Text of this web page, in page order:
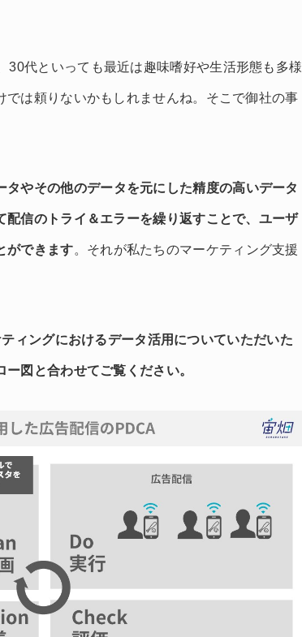
30代といっても最近は趣味嗜好や生活形態も多様
は頼りないかもしれませんね。そこで御社の事
タやその他のデータを元にした精度の高いデータ
配信のトライ＆エラーを繰り返すことで、ユーザ
ができます。それが私たちのマーケティング支援
ィングにおけるデータ活用についていただいた
図と合わせてご覧ください。